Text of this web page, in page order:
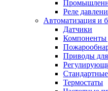
Реле
Автоматизация и
Датчики
Компоненты
Приводы
Термостаты